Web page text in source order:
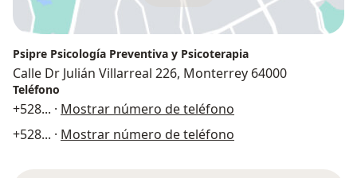
Psipre Psicología Preventiva y Psicoterapia
Calle Dr Julián Villarreal 226, Monterrey 64000
Teléfono
+528... · Mostrar número de teléfono
+528... · Mostrar número de teléfono